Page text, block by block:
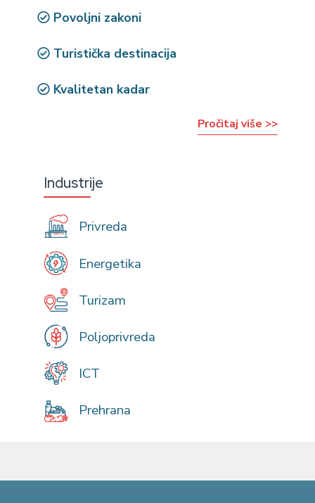
Povoljni zakoni
Turistička destinacija
Kvalitetan kadar
Pročitaj više >>
Industrije
Privreda
Energetika
Turizam
Poljoprivreda
ICT
Prehrana